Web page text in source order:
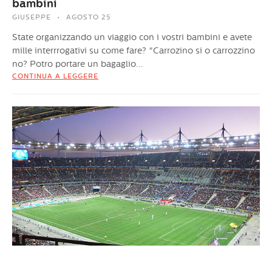
bambini
GIUSEPPE AGOSTO 25
State organizzando un viaggio con i vostri bambini e avete
mille interrrogativi su come fare? "Carrozino si o carrozzino
no? Potro portare un bagaglio...
CONTINUA A LEGGERE